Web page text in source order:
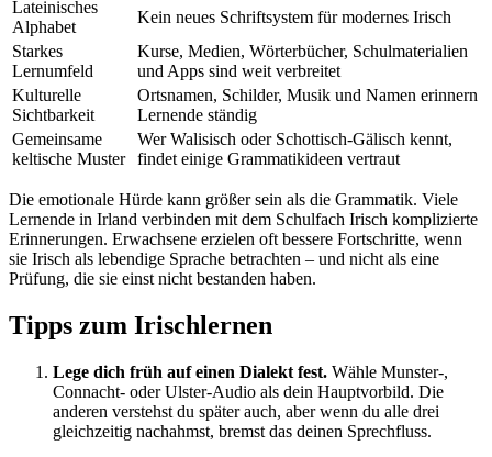
Lateinisches
Alphabet
Kein neues Schriftsystem für modernes Irisch
Starkes
Lernumfeld
Kurse, Medien, Wörterbücher, Schulmaterialien
und Apps sind weit verbreitet
Kulturelle
Sichtbarkeit
Ortsnamen, Schilder, Musik und Namen erinnern
Lernende ständig
Gemeinsame
keltische Muster
Wer Walisisch oder Schottisch-Gälisch kennt,
findet einige Grammatikideen vertraut
Die emotionale Hürde kann größer sein als die Grammatik. Viele
Lernende in Irland verbinden mit dem Schulfach Irisch komplizierte
Erinnerungen. Erwachsene erzielen oft bessere Fortschritte, wenn
sie Irisch als lebendige Sprache betrachten – und nicht als eine
Prüfung, die sie einst nicht bestanden haben.
Tipps zum Irischlernen
Lege dich früh auf einen Dialekt fest. Wähle Munster-,
Connacht- oder Ulster-Audio als dein Hauptvorbild. Die
anderen verstehst du später auch, aber wenn du alle drei
gleichzeitig nachahmst, bremst das deinen Sprechfluss.